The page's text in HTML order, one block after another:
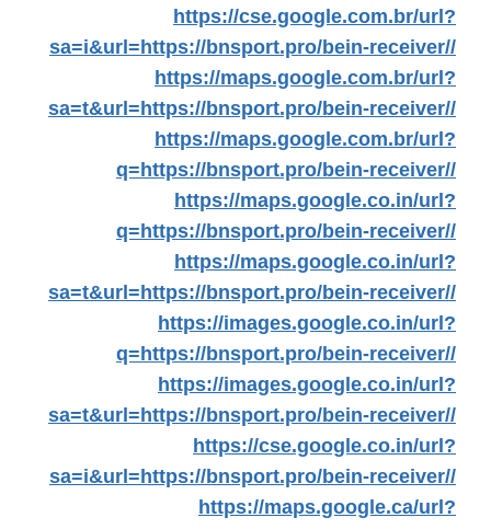
https://cse.google.com.br/url?
sa=i&url=https://bnsport.pro/bein-receiver//
https://maps.google.com.br/url?
sa=t&url=https://bnsport.pro/bein-receiver//
https://maps.google.com.br/url?
q=https://bnsport.pro/bein-receiver//
https://maps.google.co.in/url?
q=https://bnsport.pro/bein-receiver//
https://maps.google.co.in/url?
sa=t&url=https://bnsport.pro/bein-receiver//
https://images.google.co.in/url?
q=https://bnsport.pro/bein-receiver//
https://images.google.co.in/url?
sa=t&url=https://bnsport.pro/bein-receiver//
https://cse.google.co.in/url?
sa=i&url=https://bnsport.pro/bein-receiver//
https://maps.google.ca/url?